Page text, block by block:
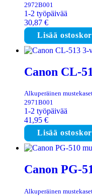
2972B001
1-2 työpäivää
30,87 €
Lisää
Canon CL-
Alkuperäinen
2971B001
1-2 työpäivää
41,95 €
Lisää
Canon PG-
Alkuperäinen